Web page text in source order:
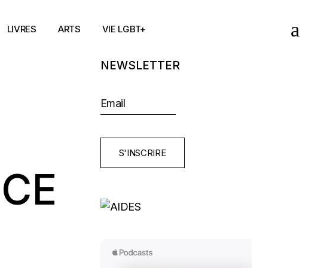
LIVRES ARTS VIE LGBT+
NEWSLETTER
S'INSCRIRE